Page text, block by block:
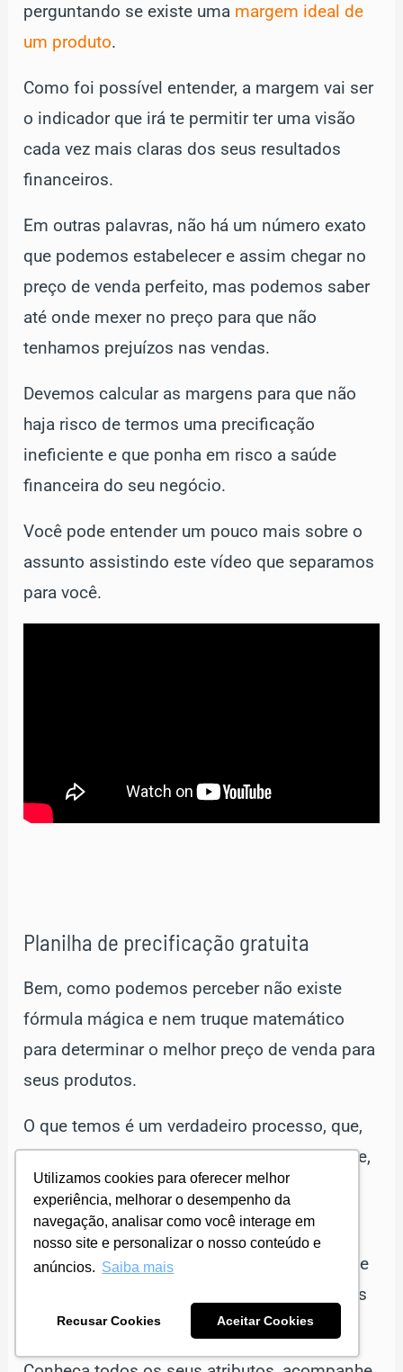
Utilizamos cookies para oferecer melhor
experiência, melhorar o desempenho da
navegação, analisar como você interage em
nosso site e personalizar o nosso conteúdo e
anúncios. Saiba mais
Recusar Cookies Aceitar Cookies
perguntando se existe uma margem ideal de
um produto.
Como foi possível entender, a margem vai ser
o indicador que irá te permitir ter uma visão
cada vez mais claras dos seus resultados
financeiros.
Em outras palavras, não há um número exato
que podemos estabelecer e assim chegar no
preço de venda perfeito, mas podemos saber
até onde mexer no preço para que não
tenhamos prejuízos nas vendas.
Devemos calcular as margens para que não
haja risco de termos uma precificação
ineficiente e que ponha em risco a saúde
financeira do seu negócio.
Você pode entender um pouco mais sobre o
assunto assistindo este vídeo que separamos
para você.
Planilha de precificação gratuita
Bem, como podemos perceber não existe
fórmula mágica e nem truque matemático
para determinar o melhor preço de venda para
seus produtos.
O que temos é um verdadeiro processo, que,
sendo executando correta e cuidadosamente,
aumentam as chances de realizar uma boa
venda.
Afinal, é muito mais fácil ajustar um preço de
venda quando conhecemos nossas margens
e sabemos até onde podemos chegar.